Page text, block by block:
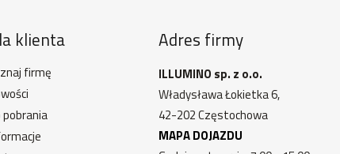
klienta
firmę
pobrania
Adres firmy
ILLUMINO sp. z o.o.
Władysława Łokietka 6,
42-202 Częstochowa
MAPA DOJAZDU